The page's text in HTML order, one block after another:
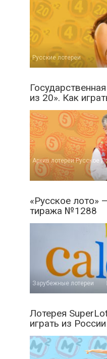
Русские лотереи
из 20». Как
Архив лотереи Русское
«Русское лото»
тиража №1288
Зарубежные лотереи
Лотерея
играть из России